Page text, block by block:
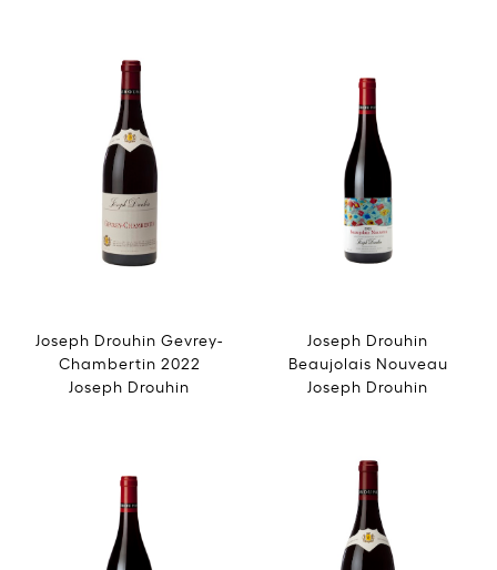
Joseph Drouhin Gevrey-
Chambertin 2022
Joseph Drouhin
Joseph Drouhin
Beaujolais Nouveau
Joseph Drouhin